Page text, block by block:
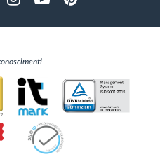
InstragramYoutubePinterest